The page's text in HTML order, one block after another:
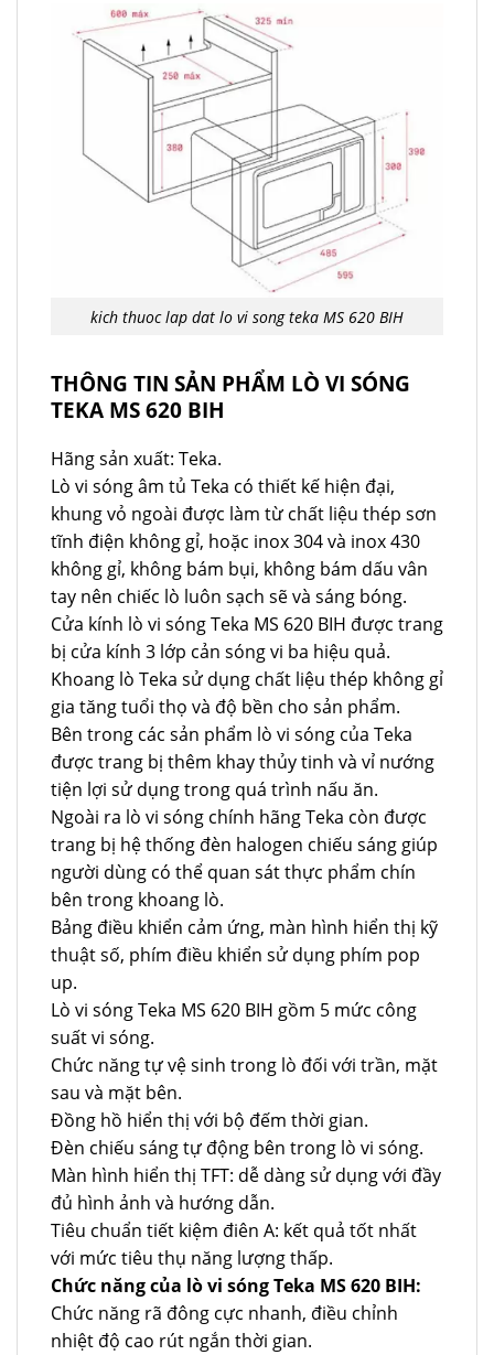
kich thuoc lap dat lo vi song teka MS 620 BIH
THÔNG TIN SẢN PHẨM LÒ VI SÓNG
TEKA MS 620 BIH
Hãng sản xuất: Teka.
Lò vi sóng âm tủ Teka có thiết kế hiện đại,
khung vỏ ngoài được làm từ chất liệu thép sơn
tĩnh điện không gỉ, hoặc inox 304 và inox 430
không gỉ, không bám bụi, không bám dấu vân
tay nên chiếc lò luôn sạch sẽ và sáng bóng.
Cửa kính lò vi sóng Teka MS 620 BIH được trang
bị cửa kính 3 lớp cản sóng vi ba hiệu quả.
Khoang lò Teka sử dụng chất liệu thép không gỉ
gia tăng tuổi thọ và độ bền cho sản phẩm.
Bên trong các sản phẩm lò vi sóng của Teka
được trang bị thêm khay thủy tinh và vỉ nướng
tiện lợi sử dụng trong quá trình nấu ăn.
Ngoài ra lò vi sóng chính hãng Teka còn được
trang bị hệ thống đèn halogen chiếu sáng giúp
người dùng có thể quan sát thực phẩm chín
bên trong khoang lò.
Bảng điều khiển cảm ứng, màn hình hiển thị kỹ
thuật số, phím điều khiển sử dụng phím pop
up.
Lò vi sóng Teka MS 620 BIH gồm 5 mức công
suất vi sóng.
Chức năng tự vệ sinh trong lò đối với trần, mặt
sau và mặt bên.
Đồng hồ hiển thị với bộ đếm thời gian.
Đèn chiếu sáng tự động bên trong lò vi sóng.
Màn hình hiển thị TFT: dễ dàng sử dụng với đầy
đủ hình ảnh và hướng dẫn.
Tiêu chuẩn tiết kiệm điên A: kết quả tốt nhất
với mức tiêu thụ năng lượng thấp.
Chức năng của lò vi sóng Teka MS 620 BIH:
Chức năng rã đông cực nhanh, điều chỉnh
nhiệt độ cao rút ngắn thời gian.